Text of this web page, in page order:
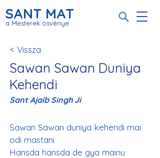
SANT MAT
a Mesterek ösvénye
< Vissza
Sawan Sawan Duniya
Kehendi
Sant Ajaib Singh Ji
Sawan Sawan duniya kehendi mai
odi mastani
Hansda hansda de gya mainu